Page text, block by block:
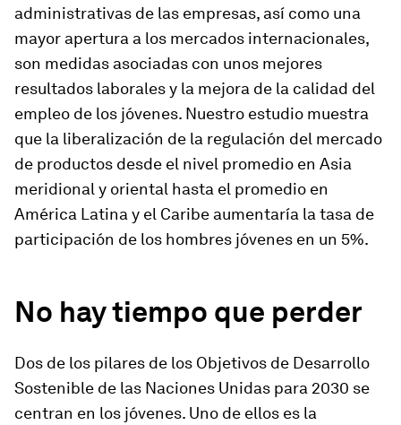
administrativas de las empresas, así como una
mayor apertura a los mercados internacionales,
son medidas asociadas con unos mejores
resultados laborales y la mejora de la calidad del
empleo de los jóvenes. Nuestro estudio muestra
que la liberalización de la regulación del mercado
de productos desde el nivel promedio en Asia
meridional y oriental hasta el promedio en
América Latina y el Caribe aumentaría la tasa de
participación de los hombres jóvenes en un 5%.
No hay tiempo que perder
Dos de los pilares de los Objetivos de Desarrollo
Sostenible de las Naciones Unidas para 2030 se
centran en los jóvenes. Uno de ellos es la